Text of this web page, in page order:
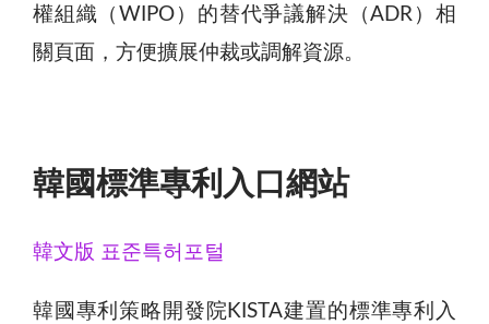
權組織（WIPO）的替代爭議解決（ADR）相
關頁面，方便擴展仲裁或調解資源。
韓國標準專利入口網站
韓文版 표준특허포털
韓國專利策略開發院KISTA建置的標準專利入